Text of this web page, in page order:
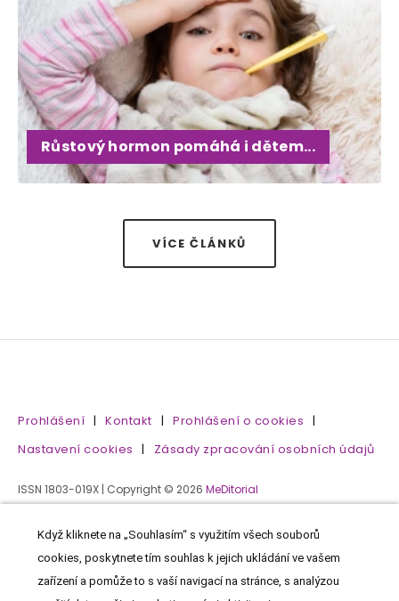
Růstový hormon pomáhá i dětem...
VÍCE ČLÁNKŮ
Prohlášení | Kontakt | Prohlášení o cookies |
Nastavení cookies | Zásady zpracování osobních údajů
ISSN 1803-019X | Copyright © 2026 MeDitorial
Když kliknete na „Souhlasím“ s využitím všech souborů
cookies, poskytnete tím souhlas k jejich ukládání ve vašem
zařízení a pomůže to s vaší navigací na stránce, s analýzou